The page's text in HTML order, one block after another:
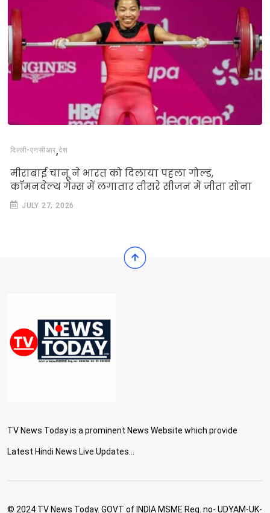
दिल्‍ली-एनसीआर,देश
मीराबाई चानू ने भारत को दिलाया पहला गोल्ड,
कॉमनवेल्थ गेम्स में लगातार तीसरे सीजन में जीता सोना
JULY 27, 2026
TV News Today is a prominent News Website which provide
Latest Hindi News Live Updates...
© 2024 TV News Today. GOVT of INDIA MSME Reg. no- UDYAM-UK-